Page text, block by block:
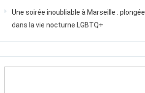
Une soirée inoubliable à Marseille : plongée
dans la vie nocturne LGBTQ+